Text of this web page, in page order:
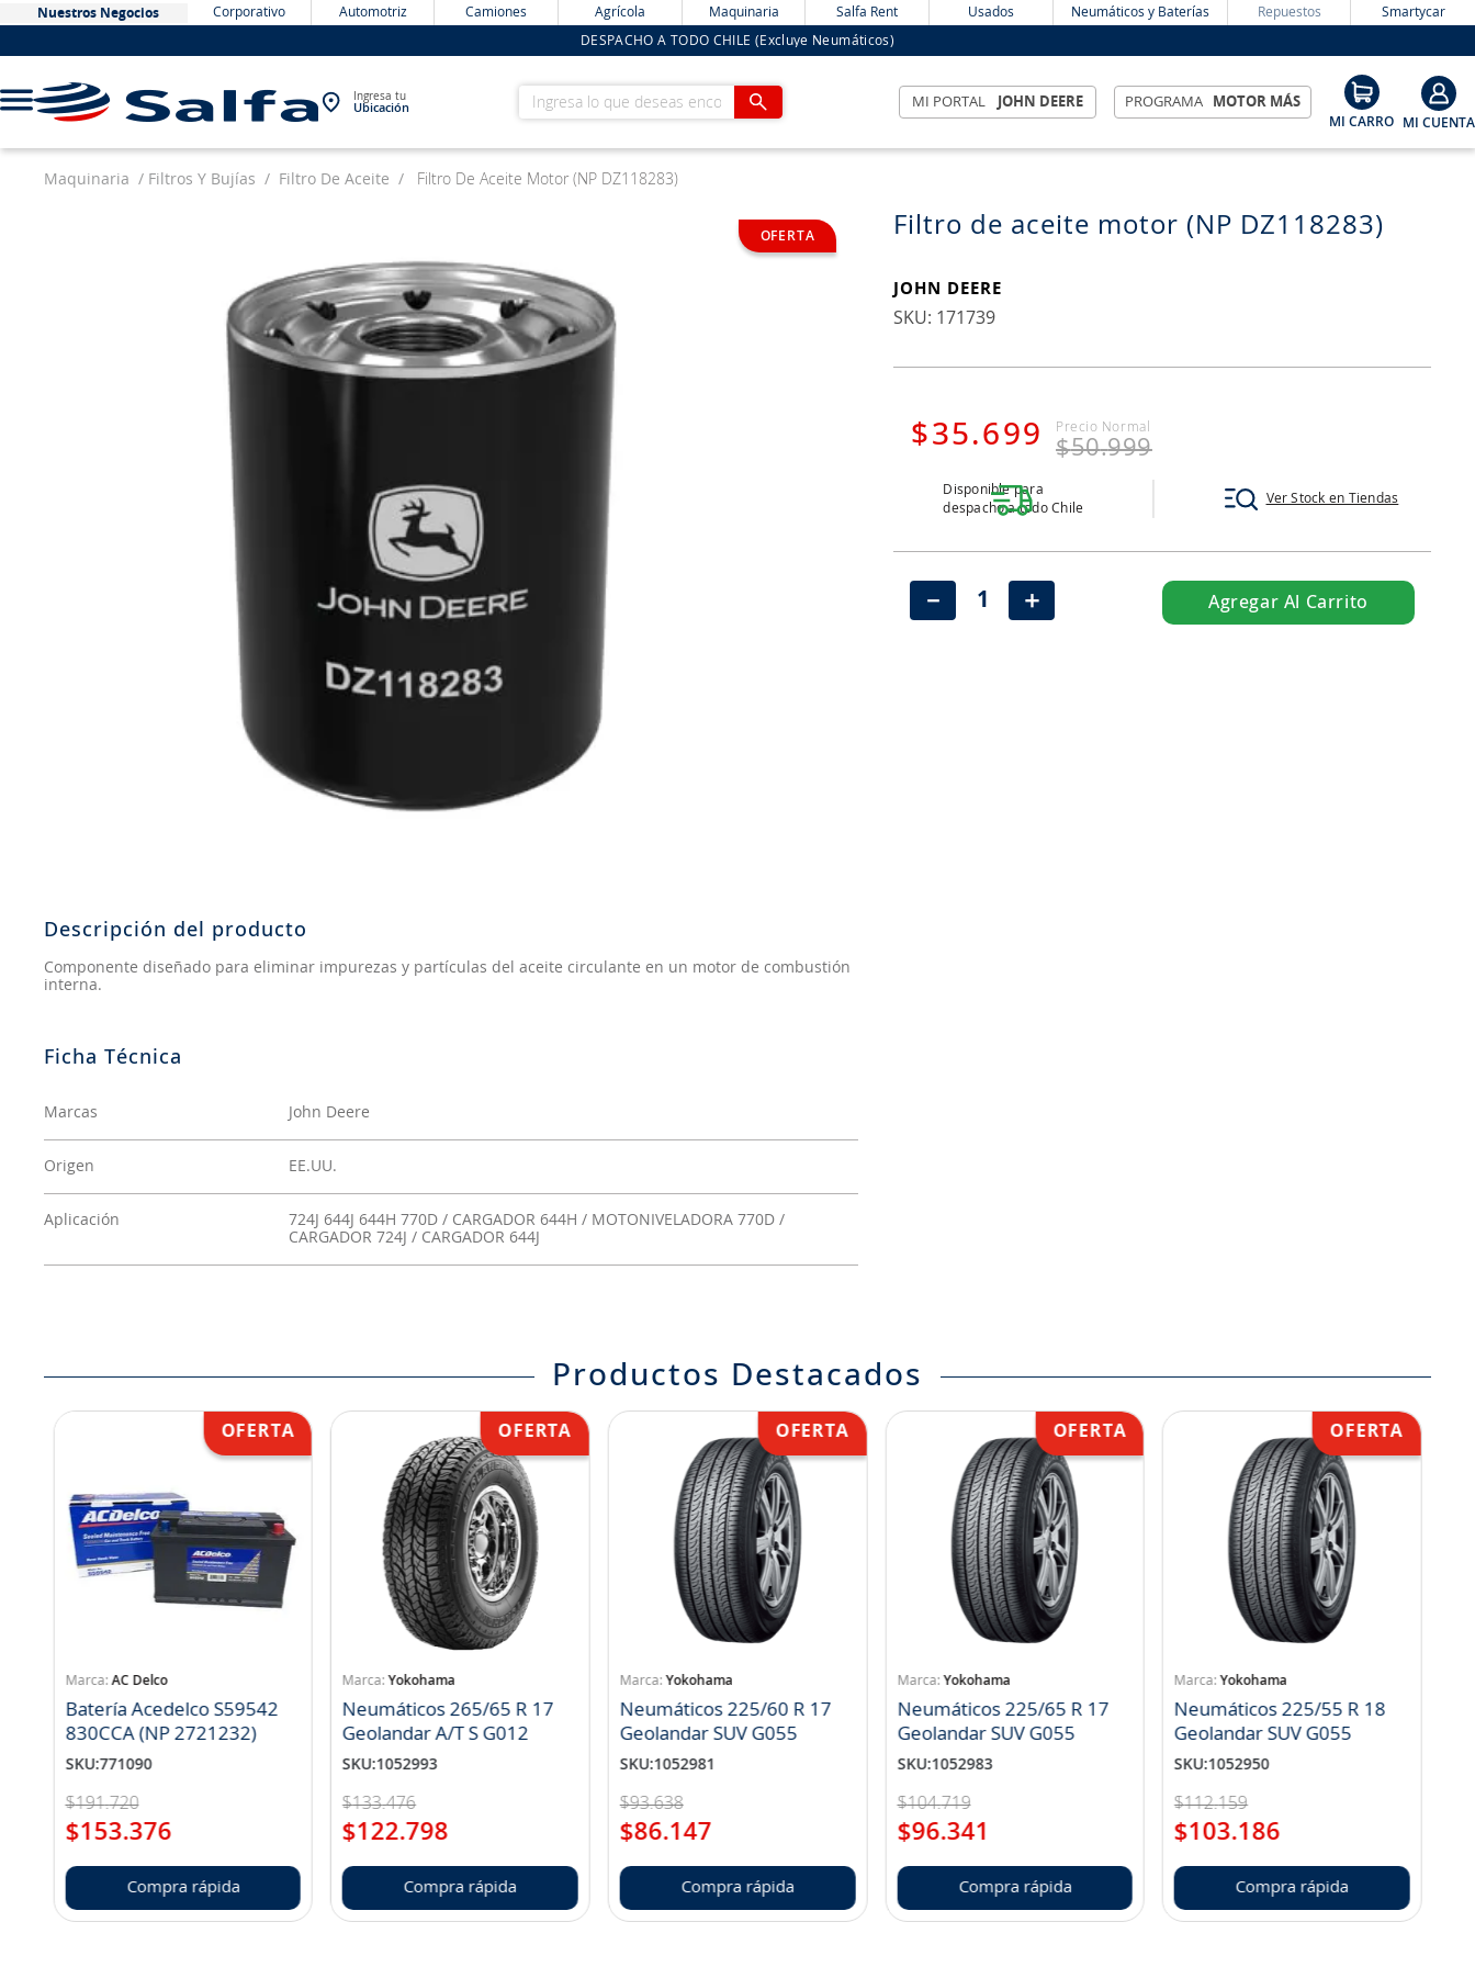
Nuestros Negocios Corporativo Automotriz Camiones Agrícola Maquinaria Salfa Rent Usados Neumáticos y Baterías Repuestos Smartycar
DESPACHO A TODO CHILE (Excluye Neumáticos)
Ingresa tu
Ubicación
Ingresa lo que deseas encontrar MI PORTAL JOHN DEERE PROGRAMA MOTOR MÁS
Maquinaria Filtros Y Bujías Filtro De Aceite Filtro De Aceite Motor (NP DZ118283)
Descripción del producto
Componente diseñado para eliminar impurezas y partículas del aceite circulante en un motor de combustión
interna.
Marcas John Deere
Origen EE.UU.
Aplicación
724J 644J 644H 770D / CARGADOR 644H / MOTONIVELADORA 770D /
CARGADOR 724J / CARGADOR 644J
Filtro de aceite motor (NP DZ118283)
JOHN DEERE
: 171739
$35.699 $50.999
Disponible para
despacho a todo Chile
Ver Stock en Tiendas
＋
－ Agregar Al Carrito
Productos Destacados
AC Delco
Batería Acedelco S59542
830CCA (NP 2721232)
SKU:771090
$191.720
$153.376
Compra rápida
Yokohama
Neumáticos 265/65 R 17
Geolandar A/T S G012
SKU:1052993
$133.476
$122.798
Compra rápida
Yokohama
Neumáticos 225/60 R 17
Geolandar SUV G055
SKU:1052981
$93.638
$86.147
Compra rápida
Yokohama
Neumáticos 225/65 R 17
Geolandar SUV G055
SKU:1052983
$104.719
$96.341
Compra rápida
Yokohama
Neumáticos 225/55 R 18
Geolandar SUV G055
SKU:1052950
$112.159
$103.186
Compra rápida